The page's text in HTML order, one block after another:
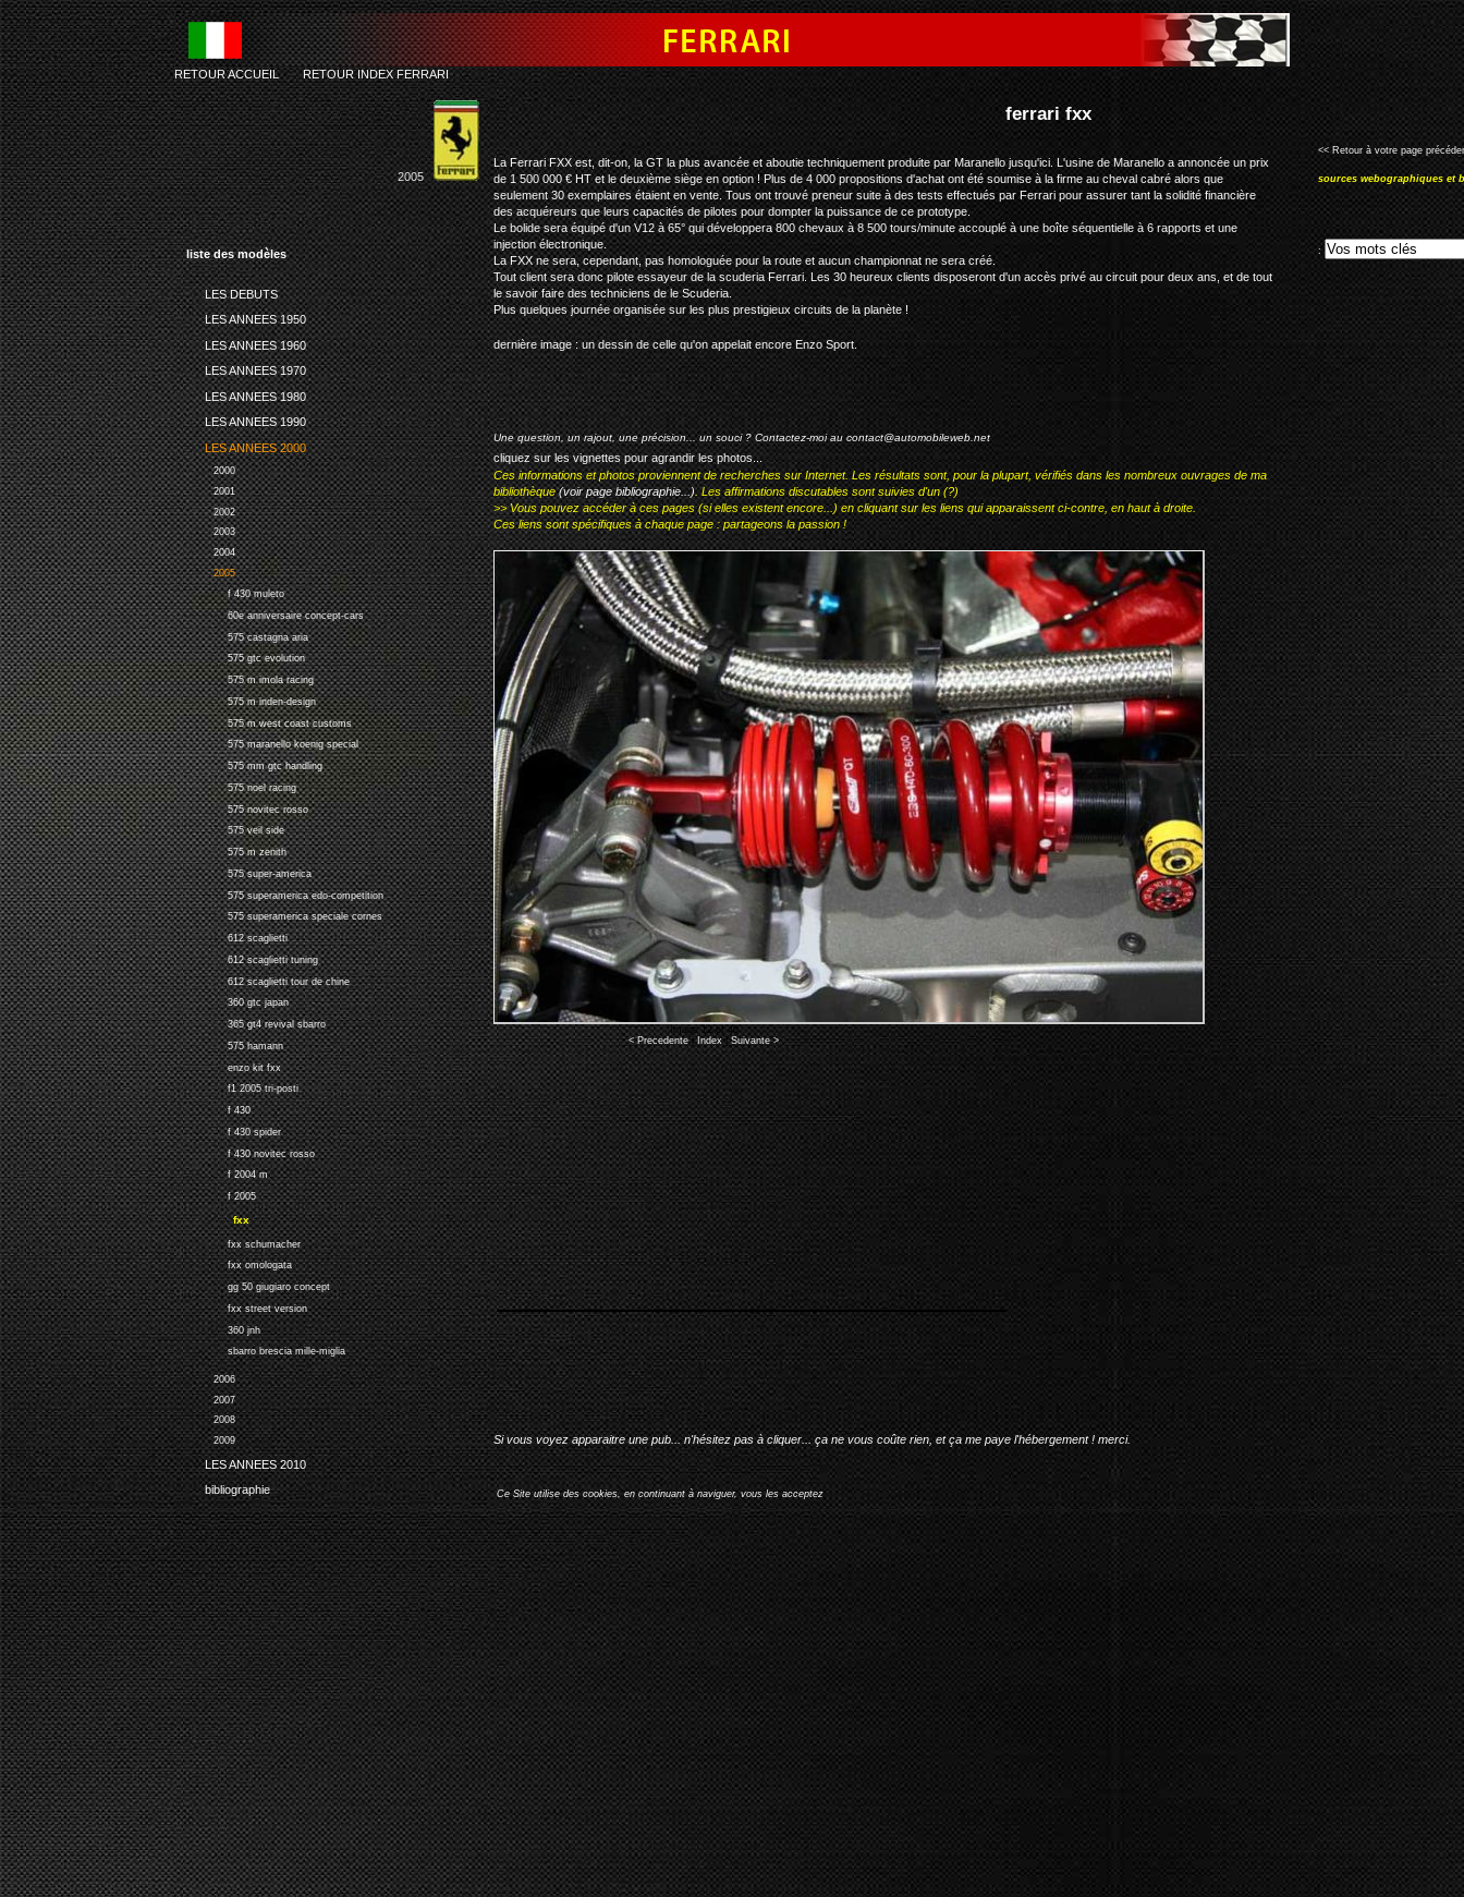
liste des modèles
LES DEBUTS
LES ANNEES 1950
LES ANNEES 1960
LES ANNEES 1970
LES ANNEES 1980
LES ANNEES 1990
LES ANNEES 2000
2000
2001
2002
2003
2004
2005
f 430 muleto
60e anniversaire concept-cars
575 castagna aria
575 gtc evolution
575 m imola racing
575 m inden-design
575 m west coast customs
575 maranello koenig special
575 mm gtc handling
575 noel racing
575 novitec rosso
575 veil side
575 m zenith
575 super-america
575 superamerica edo-competition
575 superamerica speciale cornes
612 scaglietti
612 scaglietti tuning
612 scaglietti tour de chine
360 gtc japan
365 gt4 revival sbarro
575 hamann
enzo kit fxx
f1 2005 tri-posti
f 430
f 430 spider
f 430 novitec rosso
f 2004 m
f 2005
fxx
fxx schumacher
fxx omologata
gg 50 giugiaro concept
fxx street version
360 jnh
sbarro brescia mille-miglia
2006
2007
2008
2009
LES ANNEES 2010
bibliographie
ferrari fxx
RETOUR ACCUEIL-RETOUR INDEX FERRARI
2005
La Ferrari FXX est, dit-on, la GT la plus avancée et aboutie techniquement produite par Maranello jusqu'ici. L'usine de Maranello a annoncée un prix
de 1 500 000 € HT et le deuxième siège en option ! Plus de 4 000 propositions d'achat ont été soumise à la firme au cheval cabré alors que
seulement 30 exemplaires étaient en vente. Tous ont trouvé preneur suite à des tests effectués par Ferrari pour assurer tant la solidité financière
des acquéreurs que leurs capacités de pilotes pour dompter la puissance de ce prototype.
Le bolide sera équipé d'un V12 à 65° qui développera 800 chevaux à 8 500 tours/minute accouplé à une boîte séquentielle à 6 rapports et une
injection électronique.
La FXX ne sera, cependant, pas homologuée pour la route et aucun championnat ne sera créé.
Tout client sera donc pilote essayeur de la scuderia Ferrari. Les 30 heureux clients disposeront d'un accès privé au circuit pour deux ans, et de tout
le savoir faire des techniciens de le Scuderia.
Plus quelques journée organisée sur les plus prestigieux circuits de la planète !
dernière image : un dessin de celle qu'on appelait encore Enzo Sport.
Une question, un rajout, une précision... un souci ? Contactez-moi aucontact@automobileweb.net
cliquez sur les vignettes pour agrandir les photos...
Ces informations et photos proviennent de recherches sur Internet. Les résultats sont, pour la plupart, vérifiés dans les nombreux ouvrages de ma
bibliothèque(voir page bibliographie...). Les affirmations discutables sont suivies d'un (?)
>> Vous pouvez accéder à ces pages (si elles existent encore...) en cliquant sur les liens qui apparaissent ci-contre, en haut à droite.
Ces liens sont spécifiques à chaque page : partageons la passion !
Image 12 of 40
< Precedente|Index|Suivante >
Si vous voyez apparaitre une pub... n'hésitez pas à cliquer... ça ne vous coûte rien, et ça me paye l'hébergement ! merci.
Ce Site utilise des cookies, en continuant à naviguer, vous les acceptez
<< Retour à votre page
sources webographiques et
: